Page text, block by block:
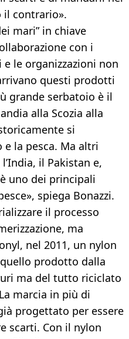
il contrario».
mari” in chiave
con i
le organizzazioni non
questi prodotti
grande serbatoio è il
alla Scozia alla
si
e la pesca. Ma altri
il Pakistan e,
uno dei principali
spiega Bonazzi.
il processo
ma
nel 2011, un nylon
prodotto dalla
ma del tutto riciclato
marcia in più di
progettato per essere
scarti. Con il nylon